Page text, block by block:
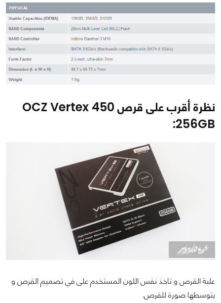
نظرة أقرب على قرص OCZ Vertex 450
256GB:
علبة القرص و تاخذ نفس اللون المستخدم على في تصميم القرص و
يتوسطها صورة للقرص.